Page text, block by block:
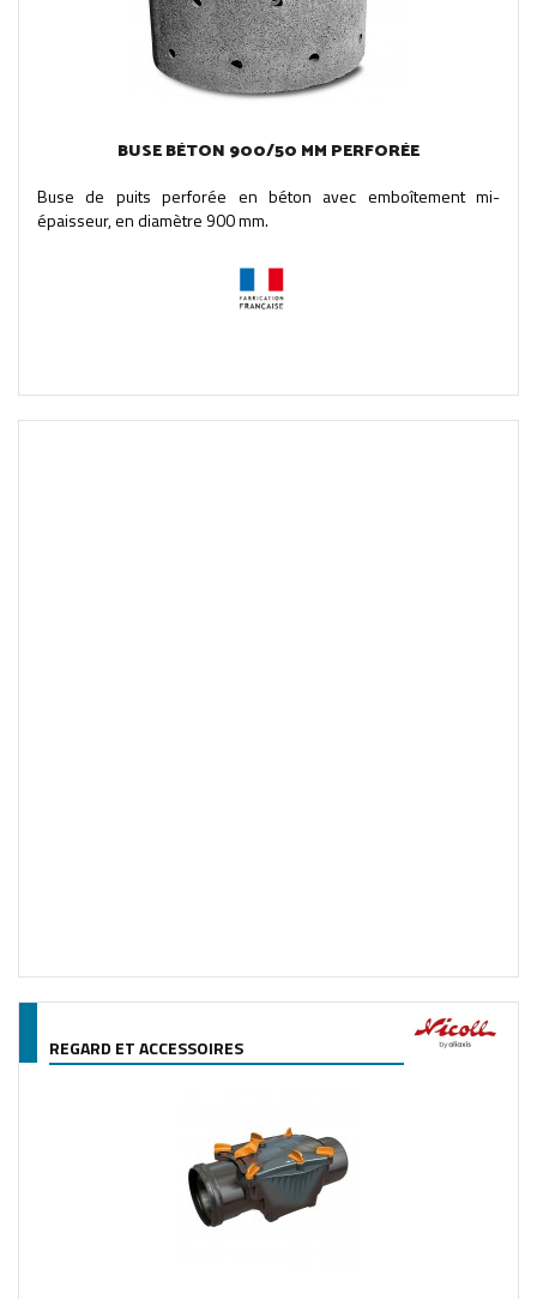
BUSE BÉTON 900/50 MM PERFORÉE
Buse de puits perforée en béton avec emboîtement mi-
épaisseur, en diamètre 900 mm.
REGARD ET ACCESSOIRES